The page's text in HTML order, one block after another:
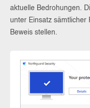
aktuelle Bedrohungen.
unter Einsatz sämtlicher
Beweis stellen.